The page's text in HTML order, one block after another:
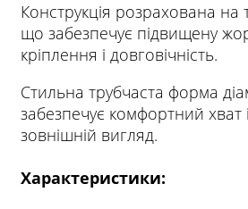
Конструкція розрахована на
що забезпечує підвищену
кріплення і довговічність.
Стильна трубчаста форма
забезпечує комфортний хват
зовнішній вигляд.
Характеристики: